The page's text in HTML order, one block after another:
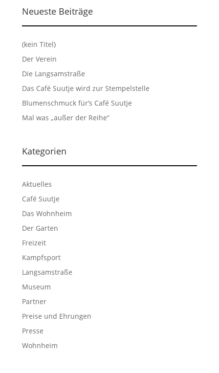
Neueste Beiträge
(kein Titel)
Der Verein
Die Langsamstraße
Das Café Suutje wird zur Stempelstelle
Blumenschmuck für‘s Café Suutje
Mal was „außer der Reihe“
Kategorien
Aktuelles
Café Suutje
Das Wohnheim
Der Garten
Freizeit
Kampfsport
Langsamstraße
Museum
Partner
Preise und Ehrungen
Presse
Wohnheim